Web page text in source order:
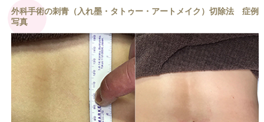
外科手術の刺青（入れ墨・タトゥー・アートメイク）切除法 症例
写真